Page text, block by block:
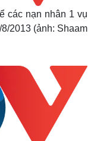
các nạn nhân 1 vụ
2013 (ảnh: Shaam